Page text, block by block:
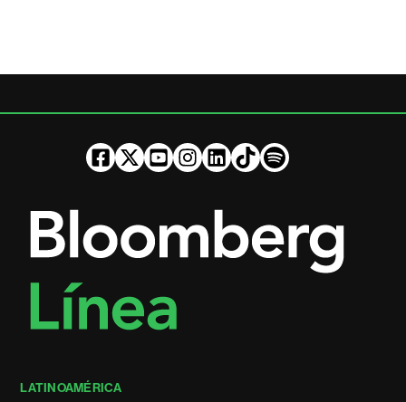
LATINOAMÉRICA